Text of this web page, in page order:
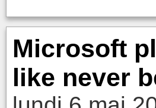
Microsoft
like never